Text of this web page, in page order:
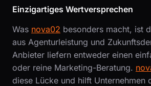
Einzigartiges Wertversprechen
Was nova02 besonders macht, ist
aus Agenturleistung und
Anbieter liefern entweder einen
oder reine Marketing-Beratung.
diese Lücke und hilft Unternehmen